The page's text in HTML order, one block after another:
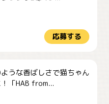
応募する
うな香ばしさで猫ちゃん
「HAB from...